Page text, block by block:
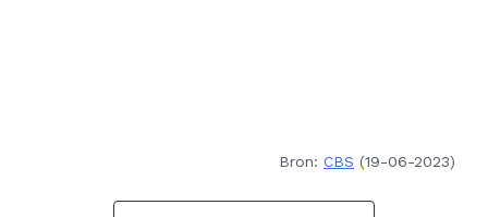
Bron: CBS (19-06-2023)